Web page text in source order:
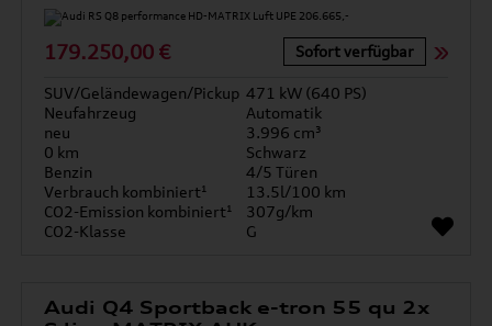
179.250,00 € Sofort verfügbar
SUV/Geländewagen/Pickup 471 kW (640 PS)
Neufahrzeug
Automatik
neu
3.996 cm³
0 km
Schwarz
Benzin
4/5 Türen
Verbrauch kombiniert¹
13.5l/100 km
CO2-Emission kombiniert¹
307g/km
CO2-Klasse
G
Audi Q4 Sportback e-tron 55 qu 2x